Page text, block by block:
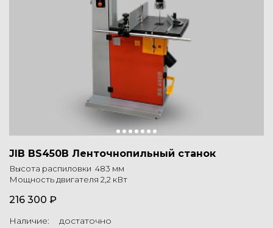
JIB BS450B Ленточнопильный станок
Высота распиловки 483 мм
Мощность двигателя 2,2 кВт
216 300 ₽
Наличие: достаточно